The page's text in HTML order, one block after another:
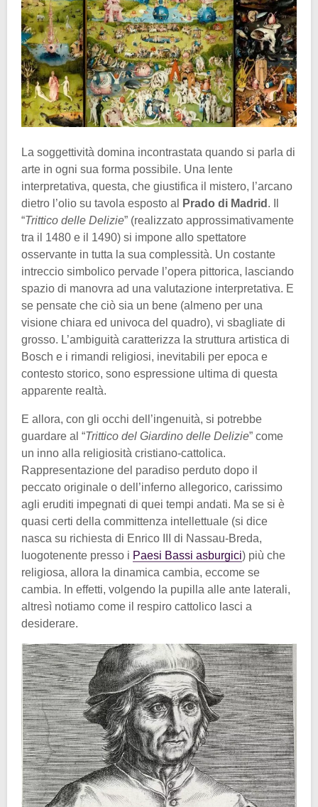
La soggettività domina incontrastata quando si parla di
arte in ogni sua forma possibile. Una lente
interpretativa, questa, che giustifica il mistero, l’arcano
dietro l’olio su tavola esposto al
Prado di Madrid . Il
“Trittico delle Delizie” (realizzato approssimativamente
tra il 1480 e il 1490) si impone allo spettatore
osservante in tutta la sua complessità. Un costante
intreccio simbolico pervade l’opera pittorica, lasciando
spazio di manovra ad una valutazione interpretativa. E
se pensate che ciò sia un bene (almeno per una
visione chiara ed univoca del quadro), vi sbagliate di
grosso. L’ambiguità caratterizza la struttura artistica di
Bosch e i rimandi religiosi, inevitabili per epoca e
contesto storico, sono espressione ultima di questa
apparente realtà.
E allora, con gli occhi dell’ingenuità, si potrebbe
guardare al “Trittico del Giardino delle Delizie” come
un inno alla religiosità cristiano-cattolica.
Rappresentazione del paradiso perduto dopo il
peccato originale o dell’inferno allegorico, carissimo
agli eruditi impegnati di quei tempi andati. Ma se si è
quasi certi della committenza intellettuale (si dice
nasca su richiesta di Enrico III di Nassau-Breda,
luogotenente presso i Paesi Bassi asburgici) più che
religiosa, allora la dinamica cambia, eccome se
cambia. In effetti, volgendo la pupilla alle ante laterali,
altresì notiamo come il respiro cattolico lasci a
desiderare.